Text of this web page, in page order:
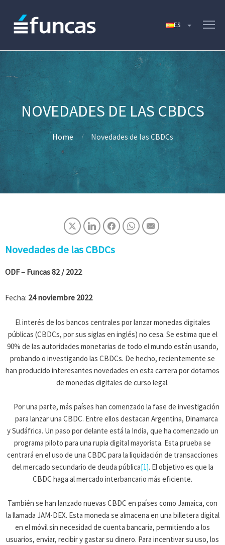
NOVEDADES DE LAS CBDCS
Home Novedades de las CBDCs
Novedades de las CBDCs
ODF – Funcas82 / 2022
Fecha: 24 noviembre 2022
El interés de los bancos centrales por lanzar monedas digitales
públicas (CBDCs, por sus siglas en inglés) no cesa. Se estima que el
90% de las autoridades monetarias de todo el mundo están usando,
probando o investigando las CBDCs. De hecho, recientemente se
han producido interesantes novedades en esta carrera por dotarnos
de monedas digitales de curso legal.
Por una parte, más países han comenzado la fase de investigación
para lanzar una CBDC. Entre ellos destacan Argentina, Dinamarca
y Sudáfrica. Un paso por delante está la India, que ha comenzado un
programa piloto para una rupia digital mayorista. Esta prueba se
centrará en el uso de una CBDC para la liquidación de transacciones
del mercado secundario de deuda pública[1]. El objetivo es que la
CBDC haga al mercado interbancario más eficiente.
También se han lanzado nuevas CBDC en países como Jamaica, con
la llamada JAM-DEX. Esta moneda se almacena en una billetera digital
en el móvil sin necesidad de cuenta bancaria, permitiendo a los
usuarios, enviar, recibir y gastar su dinero. Para incentivar su uso, los